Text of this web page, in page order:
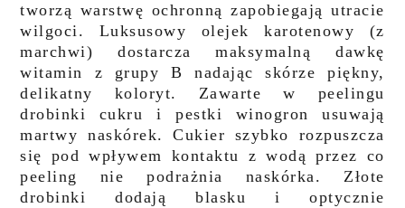
tworzą warstwę ochronną zapobiegają utracie
wilgoci. Luksusowy olejek karotenowy (z
marchwi) dostarcza maksymalną dawkę
witamin z grupy B nadając skórze piękny,
delikatny koloryt. Zawarte w peelingu
drobinki cukru i pestki winogron usuwają
martwy naskórek. Cukier szybko rozpuszcza
się pod wpływem kontaktu z wodą przez co
peeling nie podrażnia naskórka. Złote
drobinki dodają blasku i optycznie